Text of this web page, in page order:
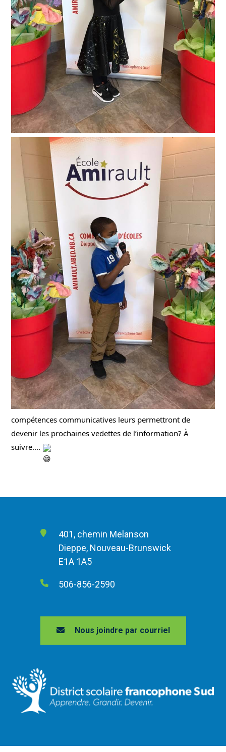
compétences communicatives leurs permettront de
devenir les prochaines vedettes de l’information? À
suivre....
401, chemin Melanson
Dieppe, Nouveau-Brunswick
E1A 1A5
506-856-2590
Nous joindre par courriel